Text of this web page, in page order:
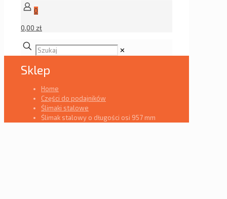
0
0,00 zł
✕
Sklep
Home
Części do podajników
Ślimaki stalowe
Ślimak stalowy o długości osi 957 mm